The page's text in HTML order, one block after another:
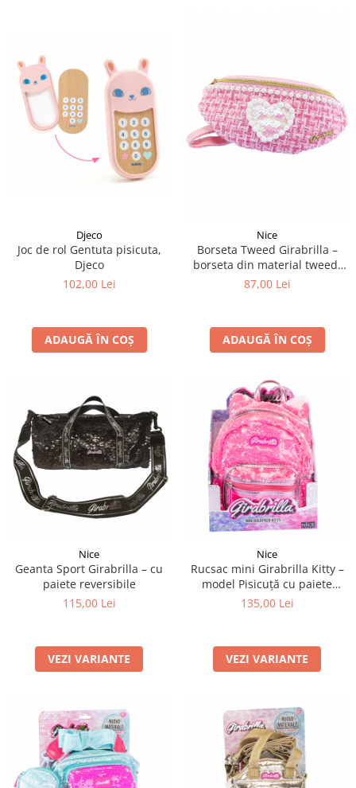
Djeco
Joc de rol Gentuta pisicuta,
Djeco
102,00 Lei
ADAUGĂ ÎN COȘ
Nice
Borseta Tweed Girabrilla –
borseta din material tweed,
cu paiete reversibile
87,00 Lei
ADAUGĂ ÎN COȘ
Nice
Geanta Sport Girabrilla – cu
paiete reversibile
115,00 Lei
VEZI VARIANTE
Nice
Rucsac mini Girabrilla Kitty –
model Pisicuță cu paiete
reversibile
135,00 Lei
VEZI VARIANTE